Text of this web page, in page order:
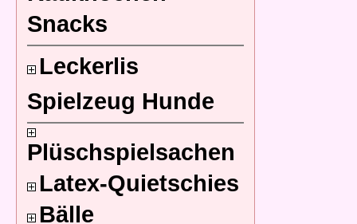
Snacks
Leckerlis
Spielzeug Hunde
Plüschspielsachen
Latex-Quietschies
Bälle